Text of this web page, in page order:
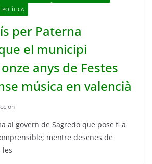
POLÍTICA
per Paterna
el municipi
anys de Festes
música en valencià
al govern de Sagredo que pose fi a
mentre desenes de